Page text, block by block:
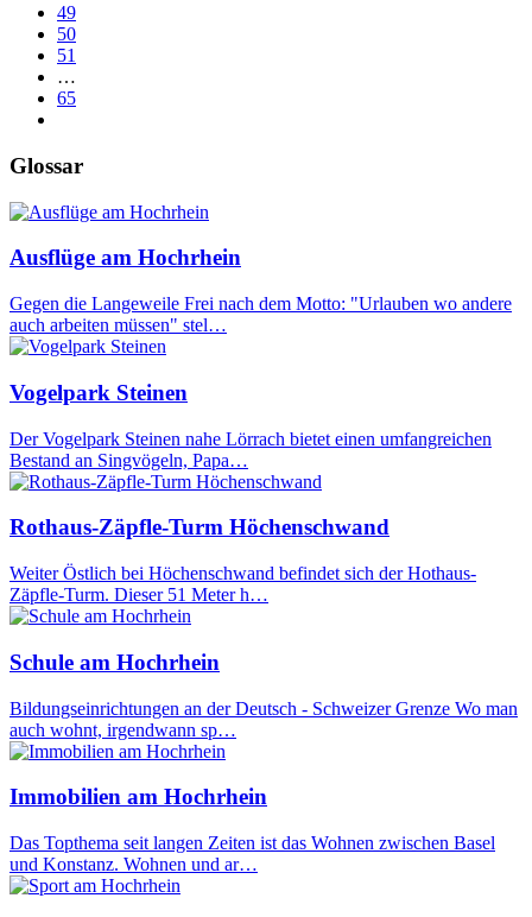
49
50
51
…
65
Glossar
Ausflüge am Hochrhein
Gegen die Langeweile Frei nach dem Motto: "Urlauben wo andere
auch arbeiten müssen" stel…
Vogelpark Steinen
Der Vogelpark Steinen nahe Lörrach bietet einen umfangreichen
Bestand an Singvögeln, Papa…
Rothaus-Zäpfle-Turm Höchenschwand
Weiter Östlich bei Höchenschwand befindet sich der Hothaus-
Zäpfle-Turm. Dieser 51 Meter h…
Schule am Hochrhein
Bildungseinrichtungen an der Deutsch - Schweizer Grenze Wo man
auch wohnt, irgendwann sp…
Immobilien am Hochrhein
Das Topthema seit langen Zeiten ist das Wohnen zwischen Basel
und Konstanz. Wohnen und ar…